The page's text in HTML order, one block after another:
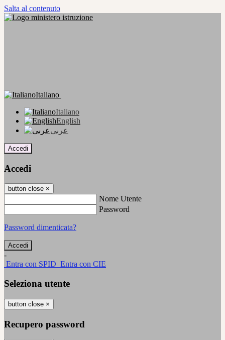
Salta al contenuto
Italiano
Italiano
English
عربى
Accedi
Accedi
button close ×
Nome Utente
Password
Password dimenticata?
-
Entra con SPID Entra con CIE
Seleziona utente
button close ×
Recupero password